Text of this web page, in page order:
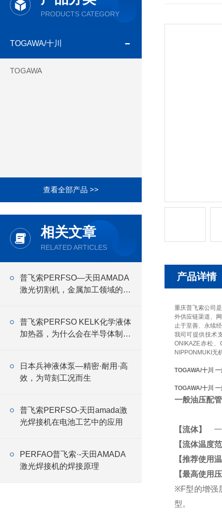
PRODUCTS CATEGORY
TOGAWA/十川
TOGAWA
查看全部产品 >>
相关文章
RELATED ARTICLES
普飞索PERFSO—天田AMADA
激光切割机，金属加工领域的设
普飞索PERFSO KELK化学液体
加热器，为什么会在半导体制造
日本兵神液体泵—精密·耐用·高
效，为苛刻工况而生
普飞索PERFSO-天田amada激
光焊接机在电池工艺中的应用
PERFAO普飞索·-天田AMADA
激光焊接机的焊接原理
产品详情
重庆普飞索公司
外供应链渠道、
止于至善、永续
我司可提供技术
ONIKAZE赤松
NIPPONMUKI无
TOGAWA/十川
TOGAWA/十川
一般油压配
【流体】
一
【流体温度
【推荐使用
【最高使用
※F型的增强
型。